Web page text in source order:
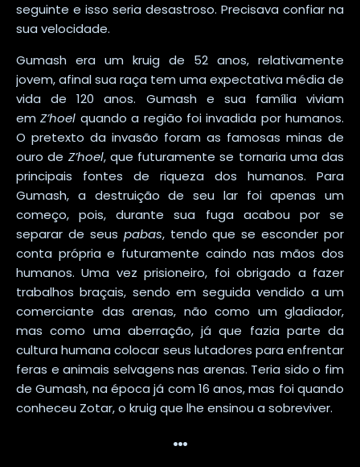
seguinte e isso seria desastroso. Precisava confiar na
sua velocidade.
Gumash era um kruig de 52 anos, relativamente
jovem, afinal sua raça tem uma expectativa média de
vida de 120 anos. Gumash e sua família viviam
emZ’hoel quando a região foi invadida por humanos.
O pretexto da invasão foram as famosas minas de
ouro de Z’hoel, que futuramente se tornaria uma das
principais fontes de riqueza dos humanos. Para
Gumash, a destruição de seu lar foi apenas um
começo, pois, durante sua fuga acabou por se
separar de seus pabas, tendo que se esconder por
conta própria e futuramente caindo nas mãos dos
humanos. Uma vez prisioneiro, foi obrigado a fazer
trabalhos braçais, sendo em seguida vendido a um
comerciante das arenas, não como um gladiador,
mas como uma aberração, já que fazia parte da
cultura humana colocar seus lutadores para enfrentar
feras e animais selvagens nas arenas. Teria sido o fim
de Gumash, na época já com 16 anos, mas foi quando
conheceu Zotar, o kruig que lhe ensinou a sobreviver.
…